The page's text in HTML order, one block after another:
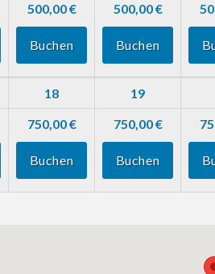
500,00 €
Buchen
500,00 €
Buchen
18 19
750,00 €
Buchen
750,00 €
Buchen